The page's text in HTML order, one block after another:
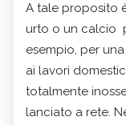
A tale proposito
urto o un calcio
esempio, per
ai lavori
totalmente
lanciato a rete.